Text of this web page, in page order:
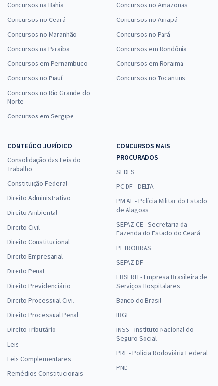
Concursos na Bahia
Concursos no Ceará
Concursos no Maranhão
Concursos na Paraíba
Concursos em Pernambuco
Concursos no Piauí
Concursos no Rio Grande do
Norte
Concursos em Sergipe
Concursos no Amazonas
Concursos no Amapá
Concursos no Pará
Concursos em Rondônia
Concursos em Roraima
Concursos no Tocantins
CONTEÚDO JURÍDICO
Consolidação das Leis do
Trabalho
Constituição Federal
Direito Administrativo
Direito Ambiental
Direito Civil
Direito Constitucional
Direito Empresarial
Direito Penal
Direito Previdenciário
Direito Processual Civil
Direito Processual Penal
Direito Tributário
Leis
Leis Complementares
Remédios Constitucionais
CONCURSOS MAIS
PROCURADOS
SEDES
PC DF - DELTA
PM AL - Polícia Militar do Estado
de Alagoas
SEFAZ CE - Secretaria da
Fazenda do Estado do Ceará
PETROBRAS
SEFAZ DF
EBSERH - Empresa Brasileira de
Serviços Hospitalares
Banco do Brasil
IBGE
INSS - Instituto Nacional do
Seguro Social
PRF - Polícia Rodoviária Federal
PND